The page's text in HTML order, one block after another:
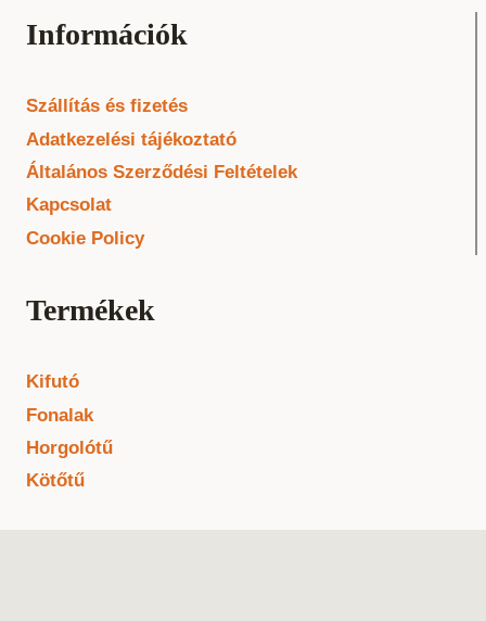
Információk
Szállítás és fizetés
Adatkezelési tájékoztató
Általános Szerződési Feltételek
Kapcsolat
Cookie Policy
Termékek
Kifutó
Fonalak
Horgolótű
Kötőtű